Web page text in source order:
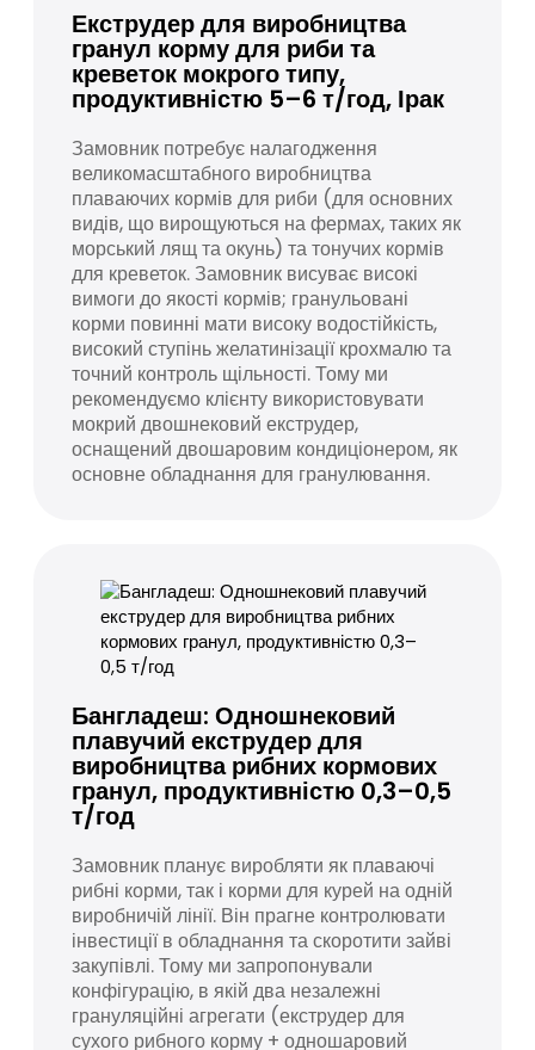
Екструдер для виробництва
гранул корму для риби та
креветок мокрого типу,
продуктивністю 5–6 т/год, Ірак
Замовник потребує налагодження
великомасштабного виробництва
плаваючих кормів для риби (для основних
видів, що вирощуються на фермах, таких як
морський лящ та окунь) та тонучих кормів
для креветок. Замовник висуває високі
вимоги до якості кормів; гранульовані
корми повинні мати високу водостійкість,
високий ступінь желатинізації крохмалю та
точний контроль щільності. Тому ми
рекомендуємо клієнту використовувати
мокрий двошнековий екструдер,
оснащений двошаровим кондиціонером, як
основне обладнання для гранулювання.
Бангладеш: Одношнековий
плавучий екструдер для
виробництва рибних кормових
гранул, продуктивністю 0,3–0,5
т/год
Замовник планує виробляти як плаваючі
рибні корми, так і корми для курей на одній
виробничій лінії. Він прагне контролювати
інвестиції в обладнання та скоротити зайві
закупівлі. Тому ми запропонували
конфігурацію, в якій два незалежні
грануляційні агрегати (екструдер для
сухого рибного корму + одношаровий